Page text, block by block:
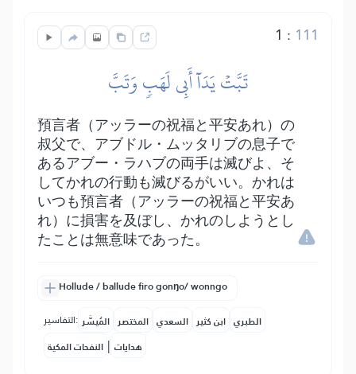
1 : 111
تَبَّتۡ يَدَآ أَبِي لَهَبٖ وَتَبَّ
預言者（アッラーの祝福と平安あれ）の
叔父で、アブドル・ムッタリブの息子で
あるアブー・ラハブの両手は滅びよ、そ
してかれの行動も滅びるがいい。かれは
いつも預言者（アッラーの祝福と平安あ
れ）に損害を及ぼし、かれのしようとし
たことは無意味であった。
Hollude / ballude firo gonŋo/ wonngo
التفاسير: المُيسَّر المختصر السعدي ابن كثير الطبري
النفحات المكية | هدايات